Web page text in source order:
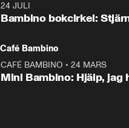
24 JULI
Bambino bokcirkel:
Café Bambino
CAFÉ BAMBINO • 24 MARS
Mini Bambino: Hjälp, jag